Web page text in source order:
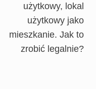
użytkowy, lokal
użytkowy jako
mieszkanie. Jak to
zrobić legalnie?